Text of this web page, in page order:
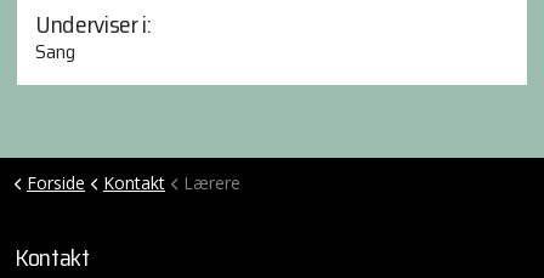
Underviser i:
Sang
Forside Kontakt Lærere
Kontakt